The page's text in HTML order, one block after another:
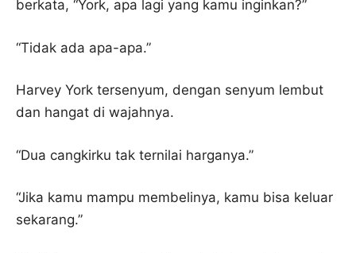
berkata, “York, apa lagi yang kamu inginkan?”
“Tidak ada apa-apa.”
Harvey York tersenyum, dengan senyum lembut
dan hangat di wajahnya.
“Dua cangkirku tak ternilai harganya.”
“Jika kamu mampu membelinya, kamu bisa keluar
sekarang.”